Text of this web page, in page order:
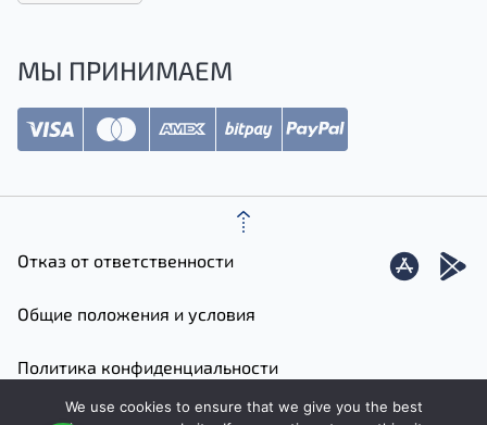
МЫ ПРИНИМАЕМ
Отказ от ответственности
Общие положения и условия
Политика конфиденциальности
Карта сайта
We use cookies to ensure that we give you the best